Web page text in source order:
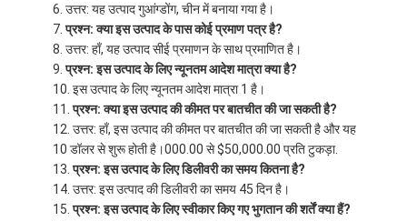
उत्तर: यह उत्पाद गुआंग्डोंग, चीन में बनाया गया है।
प्रश्न: क्या इस उत्पाद के पास कोई प्रमाण पत्र है?
उत्तर: हाँ, यह उत्पाद सीई प्रमाणन के साथ प्रमाणित है।
प्रश्न: इस उत्पाद के लिए न्यूनतम आदेश मात्रा क्या है?
इस उत्पाद के लिए न्यूनतम आदेश मात्रा 1 है।
प्रश्न: क्या इस उत्पाद की कीमत पर बातचीत की जा सकती है?
उत्तर: हाँ, इस उत्पाद की कीमत पर बातचीत की जा सकती है और यह
10 डॉलर से शुरू होती है।000.00 से $50,000.00 प्रति टुकड़ा.
प्रश्न: इस उत्पाद के लिए डिलीवरी का समय कितना है?
उत्तर: इस उत्पाद की डिलीवरी का समय 45 दिन है।
प्रश्न: इस उत्पाद के लिए स्वीकार किए गए भुगतान की शर्तें क्या हैं?